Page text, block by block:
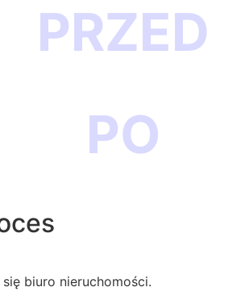
PRZED
PO
biuro nieruchomości.